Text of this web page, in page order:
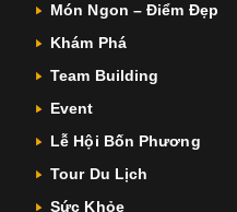
Món Ngon – Điểm Đẹp
Khám Phá
Team Building
Event
Lễ Hội Bốn Phương
Tour Du Lịch
Sức Khỏe